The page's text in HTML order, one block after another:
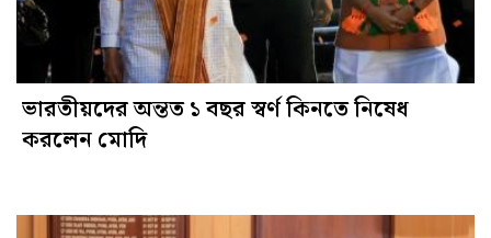
ভারতীয়দের অন্তত ১ বছর স্বর্ণ কিনতে নিষেধ
করলেন মোদি